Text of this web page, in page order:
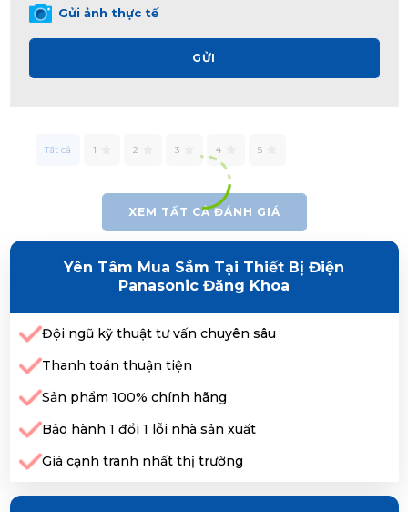
Gửi ảnh thực tế
GỬI
Tất cả 1 2 3 4 5
XEM TẤT CẢ ĐÁNH GIÁ
Yên Tâm Mua Sắm Tại Thiết Bị Điện
Panasonic Đăng Khoa
Đội ngũ kỹ thuật tư vấn chuyên sâu
Thanh toán thuận tiện
Sản phẩm 100% chính hãng
Bảo hành 1 đổi 1 lỗi nhà sản xuất
Giá cạnh tranh nhất thị trường